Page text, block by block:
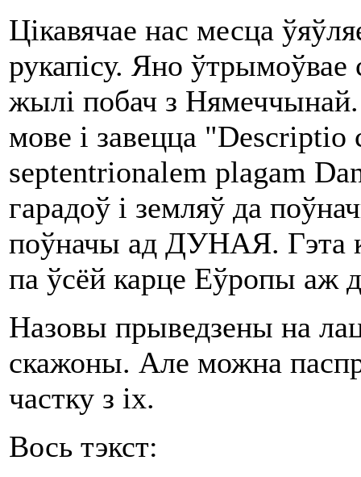
Цікавячае нас месца
рукапісу. Яно ўтрымоўвае
жылі побач з Нямеччынай.
мове і завецца
septentrionalem plagam
гарадоў і земляў да
поўначы ад ДУНАЯ. Гэта
па ўсёй карце Еўропы аж
Назовы прыведзены на
скажоны. Але можна
частку з іх.
Вось тэкст: